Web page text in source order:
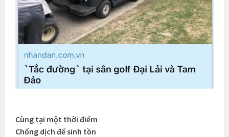
Cùng tại một thời điểm
Chống dịch để sinh tồn